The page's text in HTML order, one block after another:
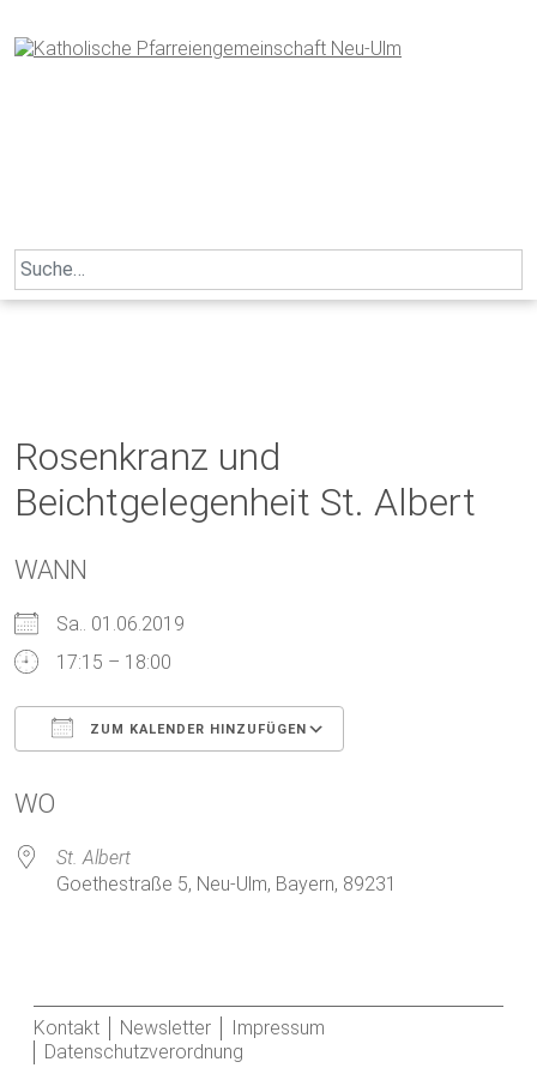
to
content
Search
for:
Rosenkranz und
Beichtgelegenheit St. Albert
WANN
Sa.. 01.06.2019
17:15 – 18:00
ZUM KALENDER HINZUFÜGEN
WO
St. Albert
Goethestraße 5, Neu-Ulm, Bayern, 89231
Kontakt Newsletter
Impressum
Datenschutzverordnung